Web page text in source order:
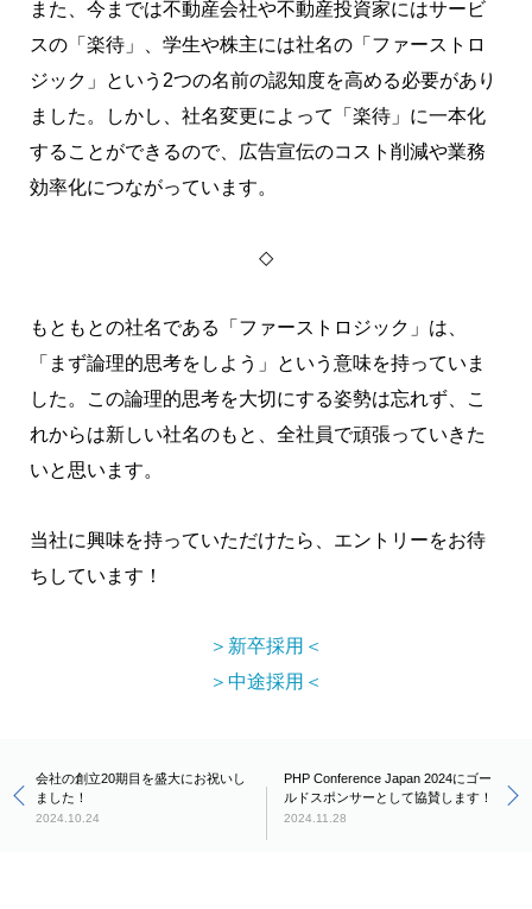
また、今までは不動産会社や不動産投資家にはサービ
スの「楽待」、学生や株主には社名の「ファーストロ
ジック」という2つの名前の認知度を高める必要があり
ました。しかし、社名変更によって「楽待」に一本化
することができるので、広告宣伝のコスト削減や業務
効率化につながっています。
◇
もともとの社名である「ファーストロジック」は、
「まず論理的思考をしよう」という意味を持っていま
した。この論理的思考を大切にする姿勢は忘れず、こ
れからは新しい社名のもと、全社員で頑張っていきた
いと思います。
当社に興味を持っていただけたら、エントリーをお待
ちしています！
＞新卒採用＜
＞中途採用＜
会社の創立20期目を盛大にお祝いし
ました！
2024.10.24
PHP Conference Japan 2024にゴー
ルドスポンサーとして協賛します！
2024.11.28